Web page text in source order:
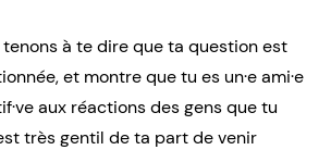
tenons à te dire que ta question est
et montre que tu es un·e ami·e
aux réactions des gens que tu
très gentil de ta part de venir